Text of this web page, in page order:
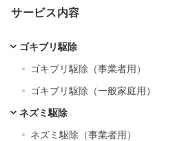
サービス内容
ゴキブリ駆除
ゴキブリ駆除（事業者用）
ゴキブリ駆除（一般家庭用）
ネズミ駆除
ネズミ駆除（事業者用）